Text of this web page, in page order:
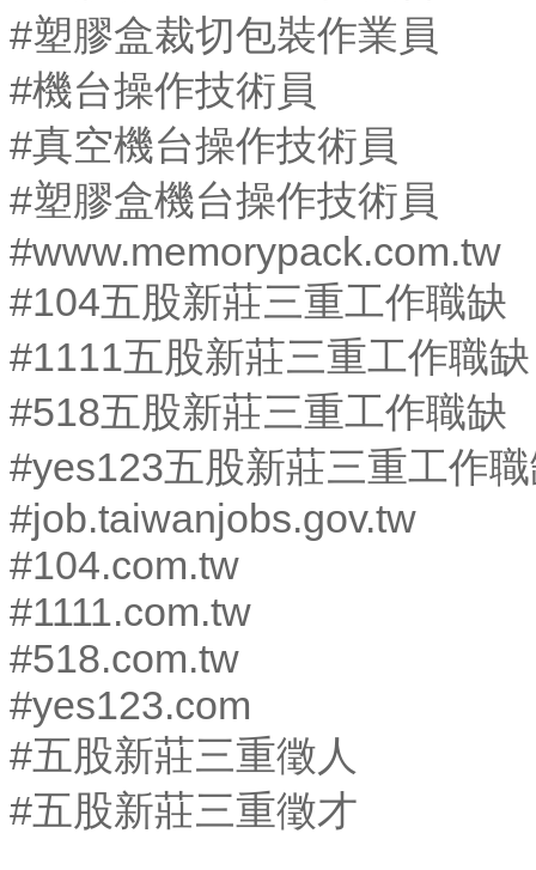
#塑膠盒裁切包裝作業員
#機台操作技術員
#真空機台操作技術員
#塑膠盒機台操作技術員
#www.memorypack.com.tw
#104五股新莊三重工作職缺
#1111五股新莊三重工作職缺
#518五股新莊三重工作職缺
#yes123五股新莊三重工作
#job.taiwanjobs.gov.tw
#104.com.tw
#1111.com.tw
#518.com.tw
#yes123.com
#五股新莊三重徵人
#五股新莊三重徵才